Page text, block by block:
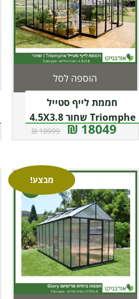
חממת לייף סטייל
Triomphe שחור 4.5X3.8
מבית פלרם – Canopia
18049 ₪
18999 ₪
הוספה לסל
מבצע!